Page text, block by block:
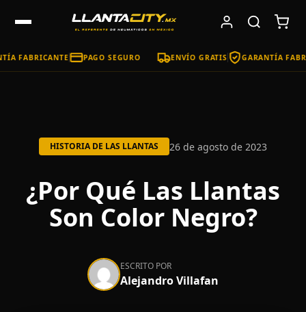
FABRICANTE PAGO SEGURO ENVÍO GRATIS GARANTÍA
HISTORIA DE LAS LLANTAS 26 de agosto de 2023
¿Por Qué Las Llantas
Son Color Negro?
ESCRITO POR
Alejandro Villafan